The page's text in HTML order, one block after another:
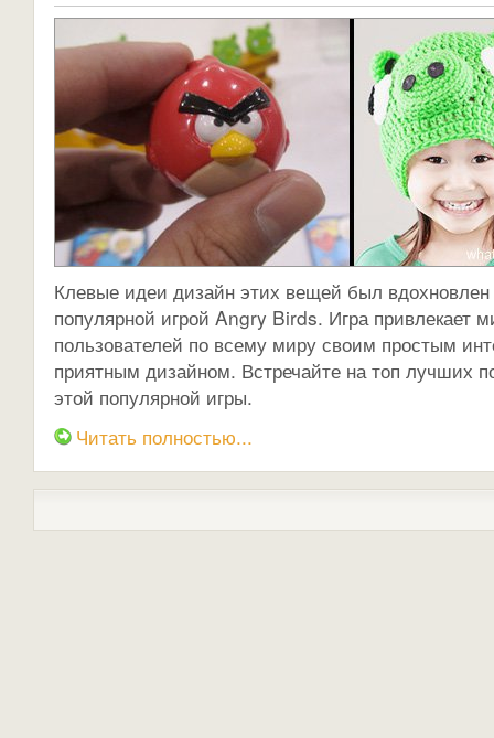
Клевые идеи дизайн этих вещей был вдохновлен
популярной игрой Angry Birds. Игра привлекает
пользователей по всему миру своим простым
приятным дизайном. Встречайте на топ лучших
этой популярной игры.
Читать полностью...